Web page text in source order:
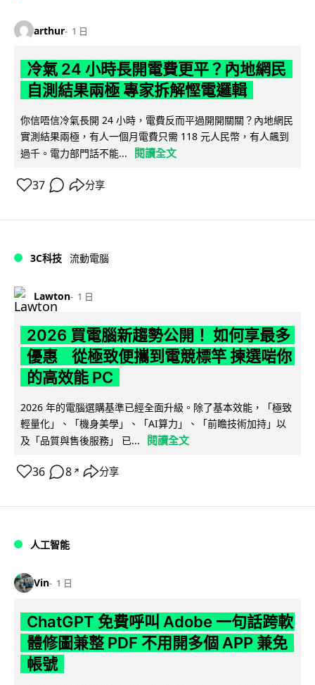
arthur 1 日
冷氣 24 小時長開電費更平？內地網民
自測結果兩極 專家拆解慳電邏輯
你信唔信冷氣長開 24 小時，電費反而平過開開關關？內地網民
實測結果兩極，有人一個月電費只需 118 元人民幣，有人飆到
過千。電力部門話不能...
閱讀全文
37 分享
3C科技 流動電腦
Lawton 1 日
2026 買電腦新趨勢公開！ 如何享最多
優惠 從極致便攜到電競標竿 揀選啱你
的高效能 PC
2026 年的電腦選購基準已經全面升級。除了基本效能，「極致
輕量化」、「機身美學」、「AI算力」、「前瞻技術加持」以
及「品質與售後服務」 已...
閱讀全文
36 8 ↗ 分享
人工智能
Vin 1 日
ChatGPT 免費呼叫 Adobe 一句話跨軟
體修圖兼整 PDF 不用開多個 APP 兼免
帳號